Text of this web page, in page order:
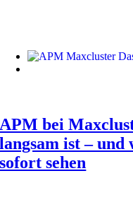
APM bei
langsam ist – und
sofort sehen